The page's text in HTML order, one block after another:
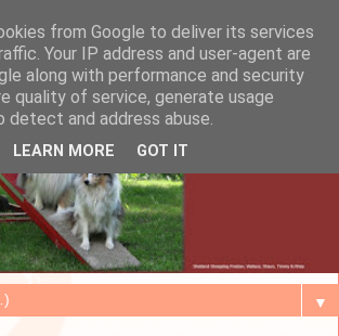
▼
from Google to deliver its services
Your IP address and user-agent are
along with performance and security
quality of service, generate usage
and address abuse.
LEARN MORE GOT IT